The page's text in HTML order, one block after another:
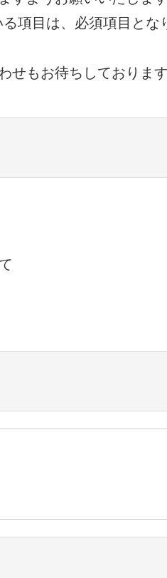
項目は、必須項目とな
せもお待ちしておりま